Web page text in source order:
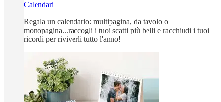
Calendari
Regala un calendario: multipagina, da tavolo o
monopagina...raccogli i tuoi scatti più belli e racchiudi i tuoi
ricordi per riviverli tutto l'anno!